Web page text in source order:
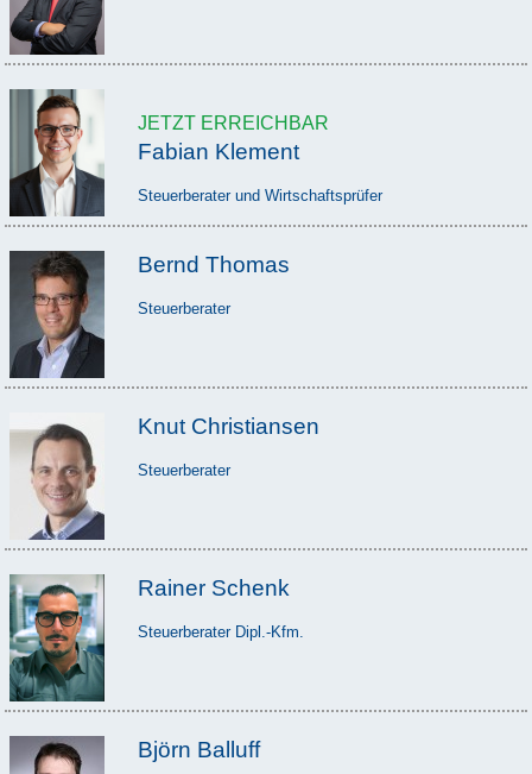
JETZT ERREICHBAR
Fabian Klement
Steuerberater und Wirtschaftsprüfer
Bernd Thomas
Steuerberater
Knut Christiansen
Steuerberater
Rainer Schenk
Steuerberater Dipl.-Kfm.
Björn Balluff